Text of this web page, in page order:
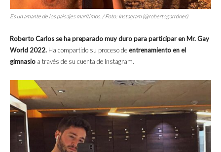
Es un amante de los paisajes marítimos. / Foto: Instagram (@robertogarrdner)
Roberto Carlos se ha preparado muy duro para participar en Mr. Gay
World 2022. Ha compartido su proceso deentrenamiento en el
gimnasio a través de su cuenta de Instagram.